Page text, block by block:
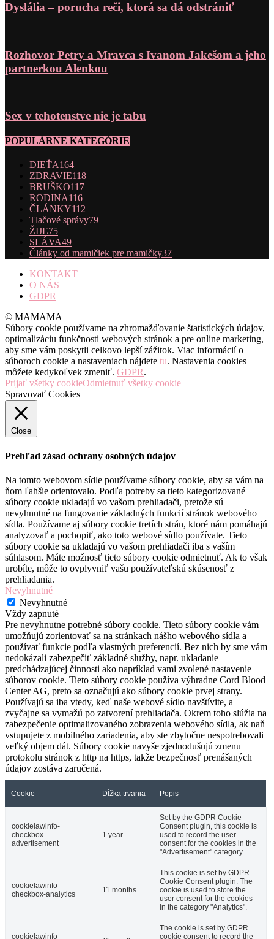
Dyslália – porucha reči, ktorá sa dá odstrániť
Rozhovor Petry a Mravca s Ivanom Jakešom a jeho
partnerkou Alenkou
Sex v tehotenstve nie je tabu
POPULÁRNE KATEGÓRIE
DIEŤA164
ZDRAVIE118
BRUŠKO117
RODINA116
ČLÁNKY112
Tlačové správy79
ŽIJE75
SLÁVA49
Články od mamičiek pre mamičky37
KONTAKT
O NÁS
GDPR
© MAMAMA
Súbory cookie používame na zhromažďovanie štatistických údajov,
optimalizáciu funkčnosti webových stránok a pre online marketing,
aby sme vám poskytli celkovo lepší zážitok. Viac informácií o
súboroch cookie a nastaveniach nájdete tu. Nastavenia cookies
môžete kedykoľvek zmeniť. GDPR.
Prijať všetky cookieOdmietnuť všetky cookie
Spravovať Cookies
Close
Prehľad zásad ochrany osobných údajov
Na tomto webovom sídle používame súbory cookie, aby sa vám na
ňom ľahšie orientovalo. Podľa potreby sa tieto kategorizované
súbory cookie ukladajú vo vašom prehliadači, pretože sú
nevyhnutné na fungovanie základných funkcií stránok webového
sídla. Používame aj súbory cookie tretích strán, ktoré nám pomáhajú
analyzovať a pochopiť, ako toto webové sídlo používate. Tieto
súbory cookie sa ukladajú vo vašom prehliadači iba s vaším
súhlasom. Máte možnosť tieto súbory cookie odmietnuť. Ak to však
urobíte, môže to ovplyvniť vašu používateľskú skúsenosť z
prehliadania.
Nevyhnutné
Nevyhnutné
Vždy zapnuté
Pre nevyhnutne potrebné súbory cookie. Tieto súbory cookie vám
umožňujú zorientovať sa na stránkach nášho webového sídla a
používať funkcie podľa vlastných preferencií. Bez nich by sme vám
nedokázali zabezpečiť základné služby, napr. ukladanie
predchádzajúcej činnosti ako napríklad vami zvolené nastavenie
súborov cookie. Tieto súbory cookie používa výhradne Cord Blood
Center AG, preto sa označujú ako súbory cookie prvej strany.
Používajú sa iba vtedy, keď naše webové sídlo navštívite, a
zvyčajne sa vymažú po zatvorení prehliadača. Okrem toho slúžia na
zabezpečenie optimalizovaného zobrazenia webového sídla, ak naň
vstupujete z mobilného zariadenia, aby ste zbytočne nespotrebovali
veľký objem dát. Súbory cookie navyše zjednodušujú zmenu
protokolu stránok z http na https, takže bezpečnosť prenášaných
údajov zostáva zaručená.
Cookie Dĺžka trvania Popis
cookielawinfo-
checkbox-
advertisement
1 year
Set by the GDPR Cookie
Consent plugin, this cookie is
used to record the user
consent for the cookies in the
"Advertisement" category .
cookielawinfo-
checkbox-analytics
11 months
This cookie is set by GDPR
Cookie Consent plugin. The
cookie is used to store the
user consent for the cookies
in the category "Analytics".
cookielawinfo-
The cookie is set by GDPR
cookie consent to record the